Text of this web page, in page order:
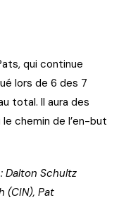
qui continue
lors de 6 des 7
total. Il aura des
chemin de l’en-but
Dalton Schultz
(CIN), Pat